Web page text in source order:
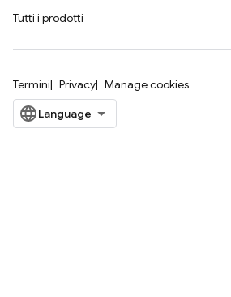
Tutti i prodotti
Termini Privacy Manage cookies